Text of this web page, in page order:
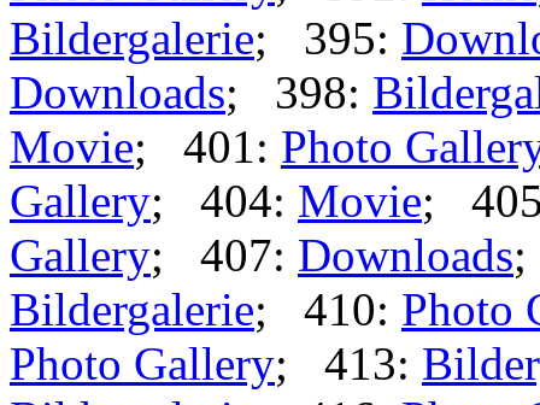
Bildergalerie; 395:
Downloads; 398:
Movie; 401: Photo
Gallery; 404: Movie;
Gallery; 407: Downloads
Bildergalerie; 410: Photo
Photo Gallery; 413: